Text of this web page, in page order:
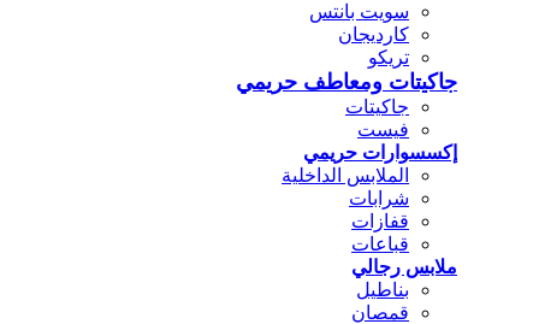
سويت بانتس
كارديجان
تريكو
جاكيتات ومعاطف حريمي
جاكيتات
فيست
إكسسوارات حريمي
الملابس الداخلية
شرابات
قفازات
قباعات
ملابس رجالي
بناطيل
قمصان